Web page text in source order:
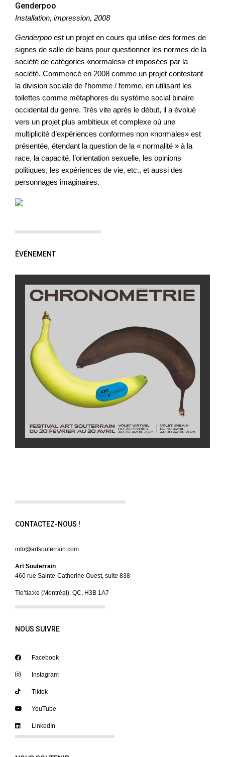
Genderpoo
Installation, impression, 2008
Genderpoo est un projet en cours qui utilise des formes de
signes de salle de bains pour questionner les normes de la
société de catégories «normales» et imposées par la
société. Commencé en 2008 comme un projet contestant
la division sociale de l’homme / femme, en utilisant les
toilettes comme métaphores du système social binaire
occidental du genre. Très vite après le début, il a évolué
vers un projet plus ambitieux et complexe où une
multiplicité d’expériences conformes non «normales» est
présentée, étendant la question de la « normalité » à la
race, la capacité, l’orientation sexuelle, les opinions
politiques, les expériences de vie, etc., et aussi des
personnages imaginaires.
ÉVÉNEMENT
CONTACTEZ-NOUS !
info@artsouterrain.com
Art Souterrain
460 rue Sainte-Catherine Ouest, suite 838
Tio’tia:ke (Montréal), QC, H3B 1A7
NOUS SUIVRE
Facebook
Instagram
Tiktok
YouTube
LinkedIn